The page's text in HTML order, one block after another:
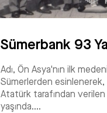
Sümerbank 93
Adı, Ön Asya'nın ilk
Sümerlerden
Atatürk tarafından
yaşında....